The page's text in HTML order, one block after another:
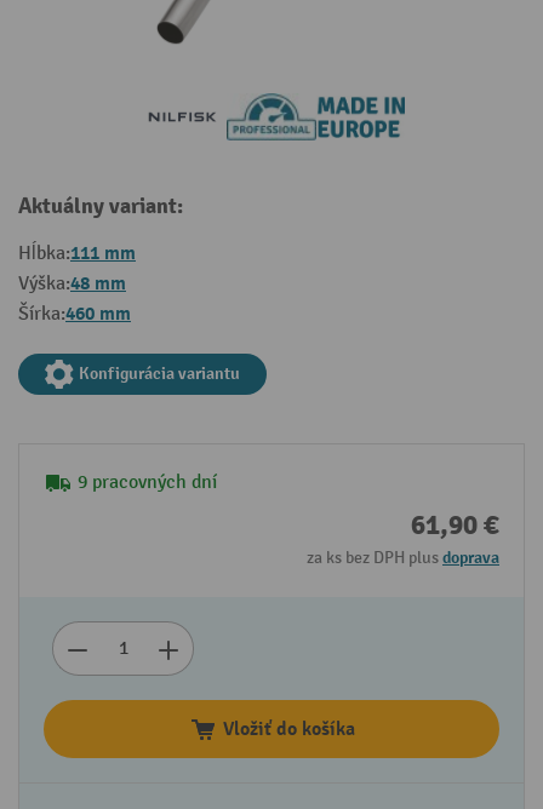
Aktuálny variant:
Hĺbka:111 mm
Výška:48 mm
Šírka:460 mm
Konfigurácia variantu
9 pracovných dní
61,90 €
za ks bez DPH plusdoprava
Vložiť do košíka